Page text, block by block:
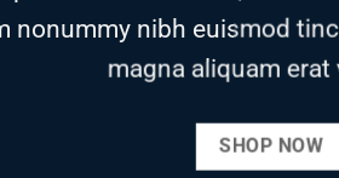
nonummy nibh euismod
magna aliquam erat
SHOP NOW